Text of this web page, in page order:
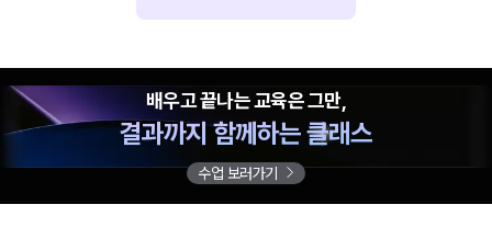
배우고 끝나는 교육은 그만,
결과까지 함께하는 클래스
수업 보러가기